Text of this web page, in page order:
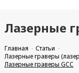
Лазерные
Главная
Статьи
Лазерные граверы
Лазерные граверы GCC